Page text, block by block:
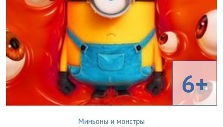
6+
Миньоны и монстры